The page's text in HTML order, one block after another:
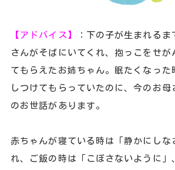
【アドバイス】
：下の子が生まれる
さんがそばにいてくれ、抱っこをせが
てもらえたお姉ちゃん。眠たくなった
しつけてもらっていたのに、今のお母
のお世話があります。
赤ちゃんが寝ている時は「静かにしな
れ、ご飯の時は「こぼさないように」